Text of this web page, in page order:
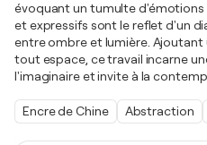
évoquant un tumulte d'émotions
et expressifs sont le reflet d'un
entre ombre et lumière. Ajoutant
tout espace, ce travail incarne
l'imaginaire et invite à la
Encre de Chine Abstraction